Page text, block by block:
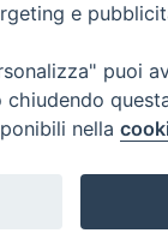
e
puoi
nella